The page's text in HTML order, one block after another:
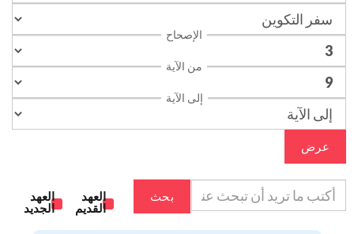
الإصحاح
من الآية
إلى الآية
عرض
بحث
العهد
القديم
العهد
الجديد